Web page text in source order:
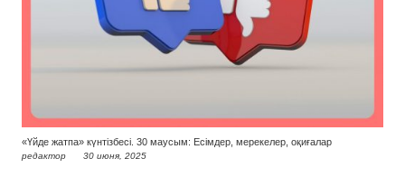
«Үйде жатпа» күнтізбесі. 30 маусым: Есімдер, мерекелер, оқиғалар
редактор 30 июня, 2025